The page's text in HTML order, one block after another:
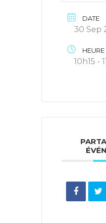
DATE
30 Sep
HEURE
10h15 -